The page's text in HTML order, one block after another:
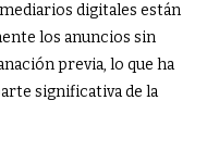
digitales están
los anuncios sin
previa, lo que ha
significativa de la